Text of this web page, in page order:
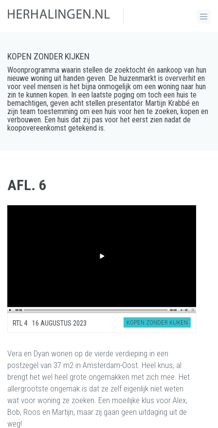
KOPEN ZONDER KIJKEN
Woonprogramma waarin stellen de zoektocht én aankoop van hun
nieuwe woning uit handen geven. De huizenmarkt is oververhit en
voor veel mensen is het bijna onmogelijk om een woning naar hun
zin te kunnen kopen. In een laatste poging om toch een huis te
bemachtigen, geven acht stellen presentator Martijn Krabbé en
zijn team toestemming om een huis voor hen te zoeken, kopen en
verbouwen. Een huis dat zij pas voor het eerst zien nadat de
koopovereenkomst getekend is.
AFL. 6
RTL 4 16 AUGUSTUS 2023 KOPEN ZONDER KIJKEN
Vera en Dyan wonen op de vierde verdieping in een
postzegel van 37 m2 in Amsterdam-Oost. Heel knus, al
brengt het wel heel grote ongemakken met zich mee. Het
allergrootste ongemak is dat ze zelf eigenlijk niet weten
wat voor woning ze zoeken. Een moeilijke klus voor Alex,
Bob, Roos en Martijn, maar zij gaan geen uitdaging uit de
weg!